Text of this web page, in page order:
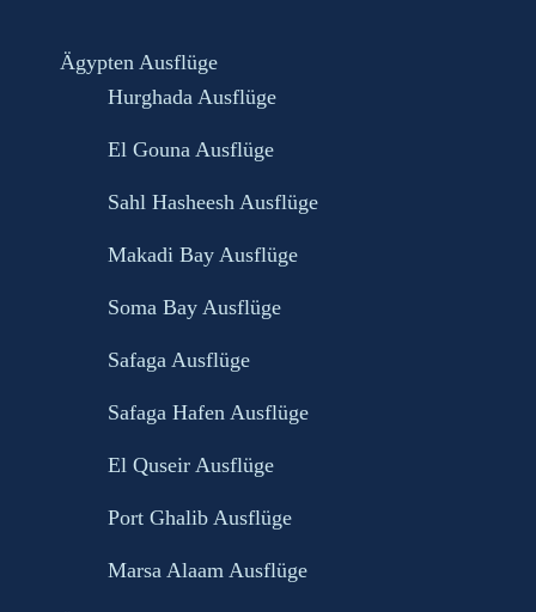
Ägypten Ausflüge
Hurghada Ausflüge
El Gouna Ausflüge
Sahl Hasheesh Ausflüge
Makadi Bay Ausflüge
Soma Bay Ausflüge
Safaga Ausflüge
Safaga Hafen Ausflüge
El Quseir Ausflüge
Port Ghalib Ausflüge
Marsa Alaam Ausflüge